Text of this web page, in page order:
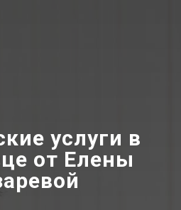
услуги в
от Елены